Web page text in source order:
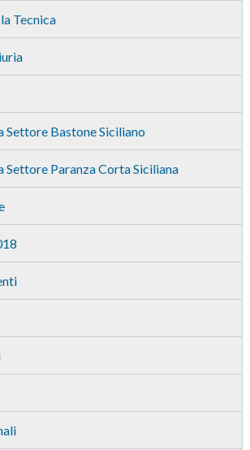
Tecnica
Settore Bastone Siciliano
Settore Paranza Corta Siciliana